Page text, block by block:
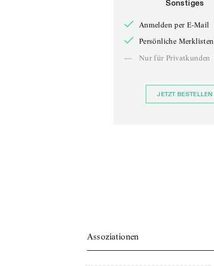
Sonstiges
Anmelden per E-Mail
Persönliche Merklisten
—
Nur für Privatkunden
JETZT BESTELLEN
Assoziationen